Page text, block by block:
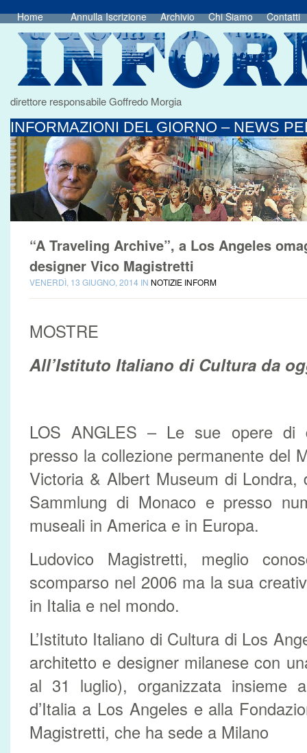
Home Annulla Iscrizione Archivio Chi Siamo Contatti
direttore responsabile Goffredo Morgia
INFORMAZIONI DEL GIORNO – NEWS
“A Traveling Archive”, a Los Angeles
designer Vico Magistretti
VENERDÌ, 13 GIUGNO, 2014 IN NOTIZIE INFORM
MOSTRE
All’Istituto Italiano di Cultura da
LOS ANGLES – Le sue opere di
presso la collezione permanente del
Victoria & Albert Museum di Londra,
Sammlung di Monaco e presso
museali in America e in Europa.
Ludovico Magistretti, meglio
scomparso nel 2006 ma la sua
in Italia e nel mondo.
L’Istituto Italiano di Cultura di Los
architetto e designer milanese con
al 31 luglio), organizzata insieme
d’Italia a Los Angeles e alla
Magistretti, che ha sede a Milano